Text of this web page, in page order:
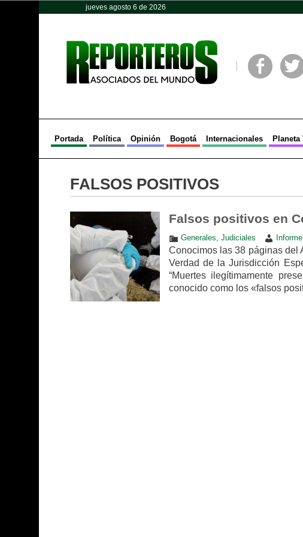
jueves agosto 6 de 2026
Portada Política Opinión Bogotá Internacionales Planeta
FALSOS POSITIVOS
Falsos positivos en
Generales, Judiciales
Conocimos las 38 páginas del
Verdad de la Jurisdicción
“Muertes ilegítimamente
conocido como los «falsos
Opinión Política